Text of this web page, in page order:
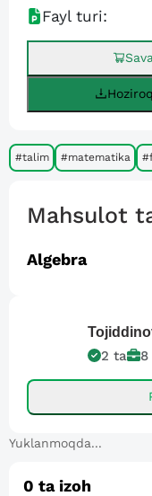
Fayl turi:
#talim #matematika
Mahsulot
Algebra
2 ta 8
Yuklanmoqda...
0 ta izoh